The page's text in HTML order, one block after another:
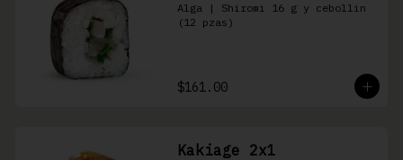
Alga | Shiromi 16 g y cebollin
(12 pzas)
$161.00
Kakiage 2x1